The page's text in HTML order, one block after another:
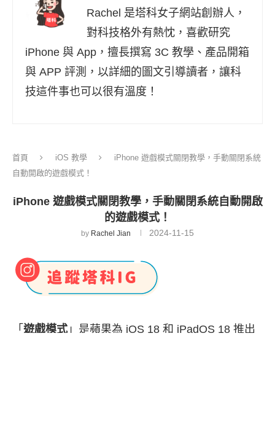
Rachel 是塔科女子網站創辦人，
對科技格外有熱忱，喜歡研究
iPhone 與 App，擅長撰寫 3C 教學、產品開箱
與 APP 評測，以詳細的圖文引導讀者，讓科
技這件事也可以很有溫度！
首頁 iOS 教學
iPhone 遊戲模式關閉教學，手動關閉系統
自動開啟的遊戲模式！
iPhone 遊戲模式關閉教學，手動關閉系統自動開啟
的遊戲模式！
by Rachel Jian 2024-11-15
「 遊戲模式 」是蘋果為 iOS 18 和 iPadOS 18 推出